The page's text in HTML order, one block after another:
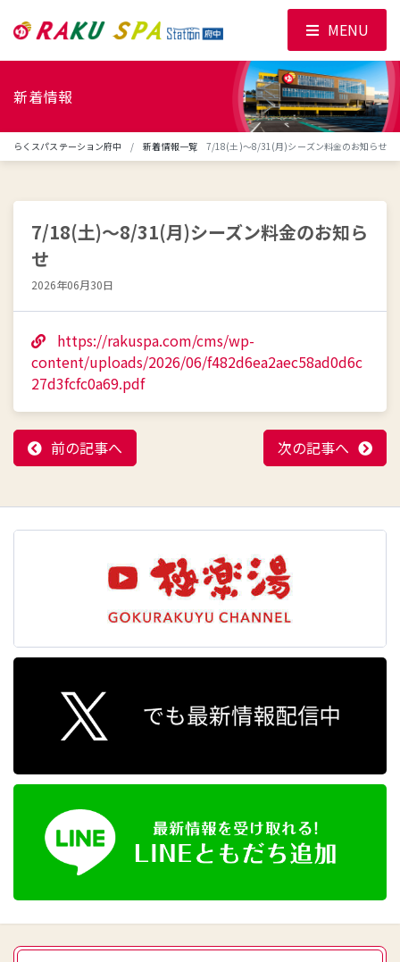
新着情報
らくスパステーション府中 新着情報一覧 7/18(土)～8/31(月)シーズン料金のお知らせ
7/18(土)～8/31(月)シーズン料金のお知ら
せ
2026年06月30日
https://rakuspa.com/cms/wp-
content/uploads/2026/06/f482d6ea2aec58ad0d6c
27d3fcfc0a69.pdf
前の記事へ 次の記事へ
MENU